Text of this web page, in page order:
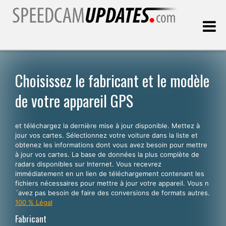
Clients
CHOISISSEZ VOTRE LANGUE
Français
English
Español
Português
Deutsch
Choisissez le fabricant et le modèle
de votre appareil GPS
et téléchargez la dernière mise à jour disponible. Mettez à
jour vos cartes. Sélectionnez votre voiture dans la liste et
obtenez les informations dont vous avez besoin pour mettre
à jour vos cartes. La base de données la plus complète de
radars disponibles sur Internet. Vous recevrez
immédiatement en un lien de téléchargement contenant les
fichiers nécessaires pour mettre à jour votre appareil. Vous n
´avez pas besoin de faire des conversions de formats autres.
100 % Légal
Fabricant